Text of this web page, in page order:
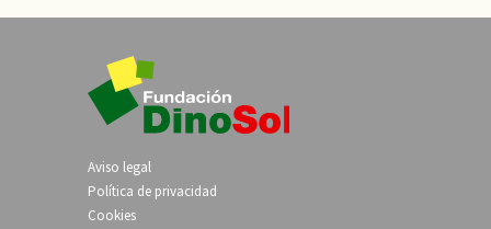
Aviso legal
Política de privacidad
Cookies